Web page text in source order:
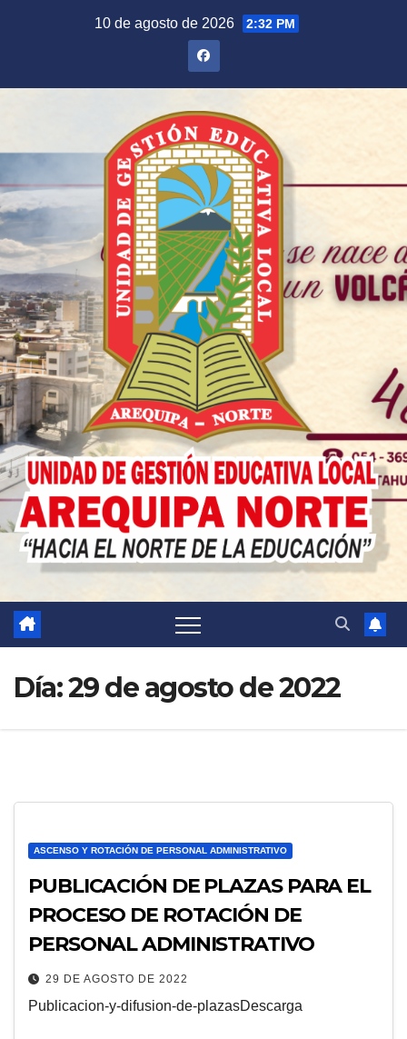
10 de agosto de 2026 2:32 PM
Día:29 de agosto de 2022
ASCENSO Y ROTACIÓN DE PERSONAL ADMINISTRATIVO
PUBLICACIÓN DE PLAZAS PARA EL
PROCESO DE ROTACIÓN DE
PERSONAL ADMINISTRATIVO
29 DE AGOSTO DE 2022
Publicacion-y-difusion-de-plazasDescarga